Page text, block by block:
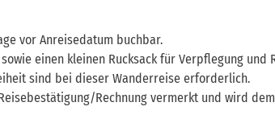
vor Anreisedatum buchbar.
einen kleinen Rucksack für Verpflegung und
sind bei dieser Wanderreise erforderlich.
Rechnung vermerkt und wird